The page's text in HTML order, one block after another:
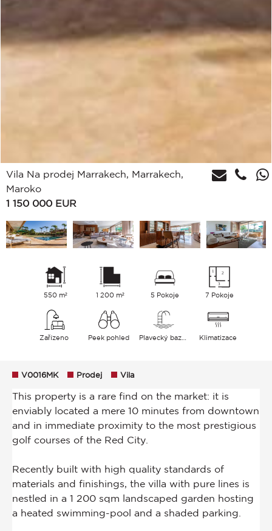
Vila Na prodej Marrakech, Marrakech,
Maroko
1 150 000 EUR
550 m² 1 200 m² 5 Pokoje 7 Pokoje
Zařízeno Peek pohled Klimatizace
V0016MK Prodej Vila